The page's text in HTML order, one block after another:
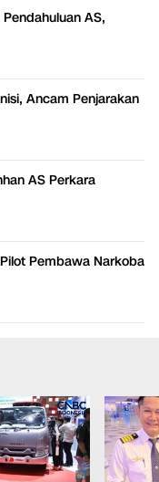
AS,
Ancam Penjarakan
AS Perkara
Pembawa Narkoba